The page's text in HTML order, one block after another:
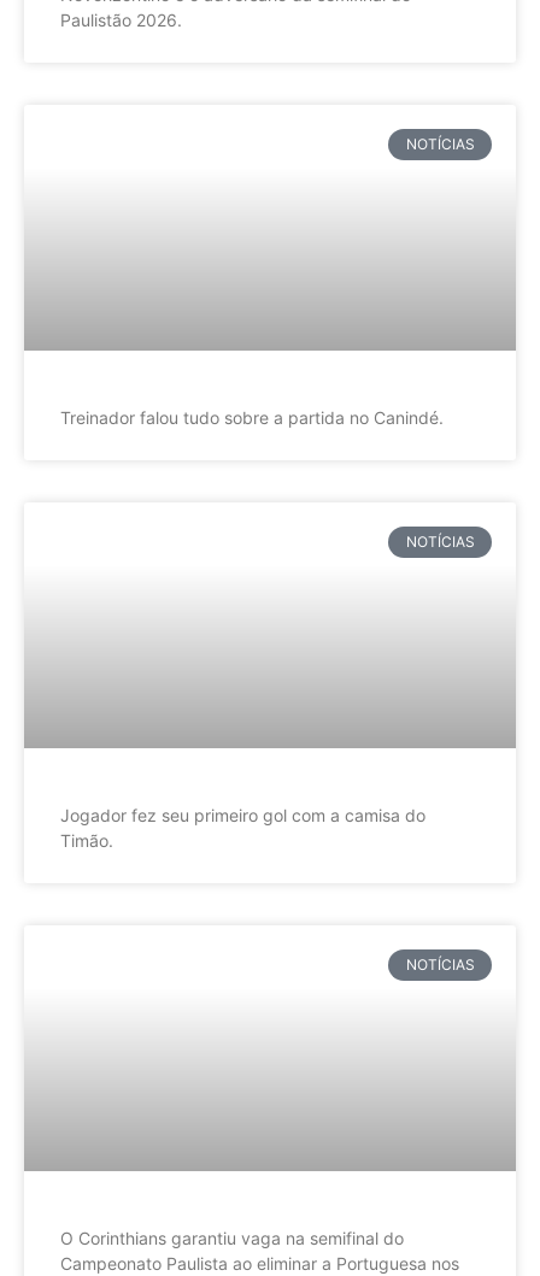
Paulistão 2026.
NOTÍCIAS
Treinador falou tudo sobre a partida no Canindé.
NOTÍCIAS
Jogador fez seu primeiro gol com a camisa do
Timão.
NOTÍCIAS
O Corinthians garantiu vaga na semifinal do
Campeonato Paulista ao eliminar a Portuguesa nos